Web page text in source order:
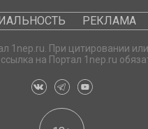
РЕКЛАМА
1nep.ru. При цитировании
на Портал 1nep.ru